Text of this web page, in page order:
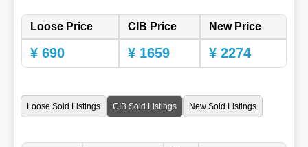
Loose Price CIB Price New Price
¥ 690 ¥ 1659 ¥ 2274
Loose Sold Listings CIB Sold Listings New Sold Listings